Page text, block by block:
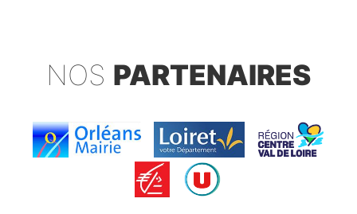
NOS PARTENAIRES